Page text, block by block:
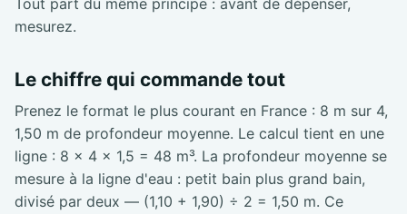
mesurez.
Le chiffre qui commande tout
Prenez le format le plus courant en France : 8 m sur 4,
1,50 m de profondeur moyenne. Le calcul tient en une
ligne : 8 × 4 × 1,5 = 48 m³. La profondeur moyenne se
mesure à la ligne d'eau : petit bain plus grand bain,
divisé par deux — (1,10 + 1,90) ÷ 2 = 1,50 m. Ce